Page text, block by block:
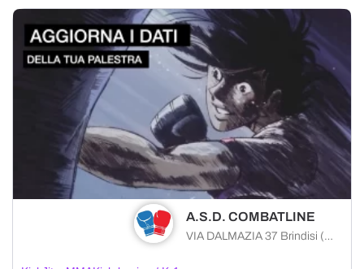
A.S.D. COMBATLINE
VIA DALMAZIA 37 Brindisi (BR) 72100 , Puglia